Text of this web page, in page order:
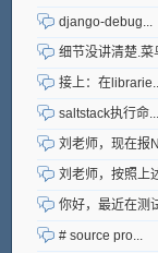
django-debug...
细节没讲清楚.菜
接上：在librarie...
saltstack执行命...
刘老师，现在报
刘老师，按照上
你好，最近在测
# source pro...